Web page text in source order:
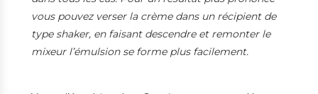
vous pouvez verser la crème dans un récipient de
type shaker, en faisant descendre et remonter le
mixeur l’émulsion se forme plus facilement.